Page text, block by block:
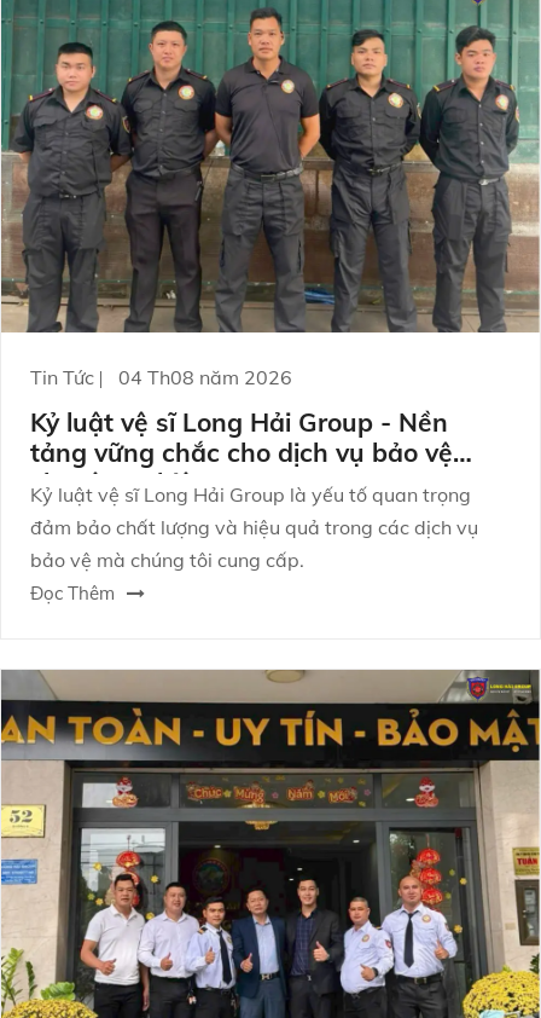
Tin Tức 04 Th08 năm 2026
Kỷ luật vệ sĩ Long Hải Group - Nền
tảng vững chắc cho dịch vụ bảo vệ
chuyên nghiệp
Kỷ luật vệ sĩ Long Hải Group là yếu tố quan trọng
đảm bảo chất lượng và hiệu quả trong các dịch vụ
bảo vệ mà chúng tôi cung cấp.
Đọc Thêm